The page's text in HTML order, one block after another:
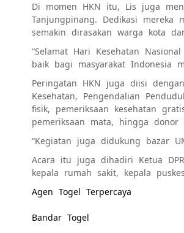
Di momen HKN itu, Lis juga
Tanjungpinang. Dedikasi mereka
semakin dirasakan warga kota
“Selamat Hari Kesehatan
baik bagi masyarakat Indonesia
Peringatan HKN juga diisi
Kesehatan, Pengendalian
fisik, pemeriksaan kesehatan
pemeriksaan mata, hingga
“Kegiatan juga didukung bazar
Acara itu juga dihadiri Ketua
kepala rumah sakit, kepala
Agen Togel Terpercaya
Bandar Togel